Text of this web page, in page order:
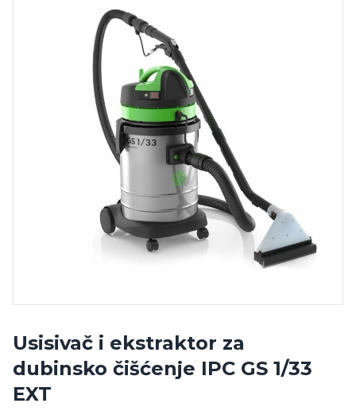
Usisivač i ekstraktor za
dubinsko čišćenje IPC GS 1/33
EXT